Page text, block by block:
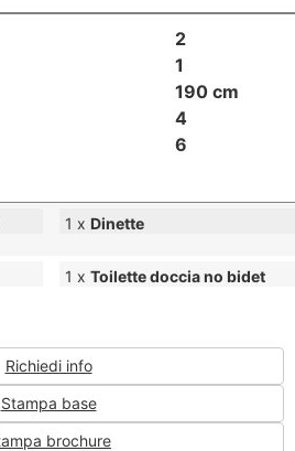
2
1
190 cm
4
6
1 x Dinette
1 x Toilette doccia no bidet
Richiedi info
Stampa base
brochure